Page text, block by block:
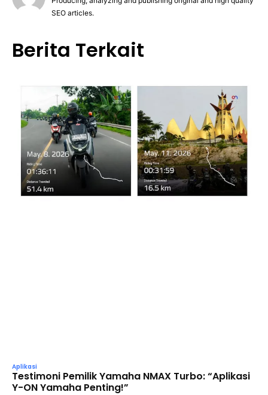
SEO articles.
Berita Terkait
Aplikasi
Testimoni Pemilik Yamaha NMAX Turbo: “Aplikasi
Y-ON Yamaha Penting!”